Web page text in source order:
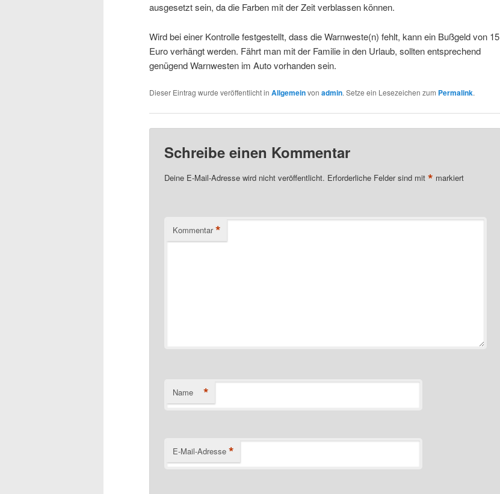
ausgesetzt sein, da die Farben mit der Zeit verblassen können.
Wird bei einer Kontrolle festgestellt, dass die Warnweste(n) fehlt, kann ein Bußgeld von 15
Euro verhängt werden. Fährt man mit der Familie in den Urlaub, sollten entsprechend
genügend Warnwesten im Auto vorhanden sein.
Dieser Eintrag wurde veröffentlicht in Allgemeinvon admin. Setze ein Lesezeichen zum Permalink.
Schreibe einen Kommentar
Deine E-Mail-Adresse wird nicht veröffentlicht. Erforderliche Felder sind mit* markiert
Kommentar *
Name *
E-Mail-Adresse *